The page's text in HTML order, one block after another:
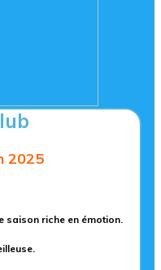
2025
saison riche en émotion.